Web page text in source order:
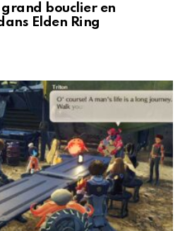
bouclier en
Elden Ring